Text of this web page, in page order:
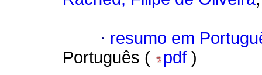
· resumo em
Português (
pdf )